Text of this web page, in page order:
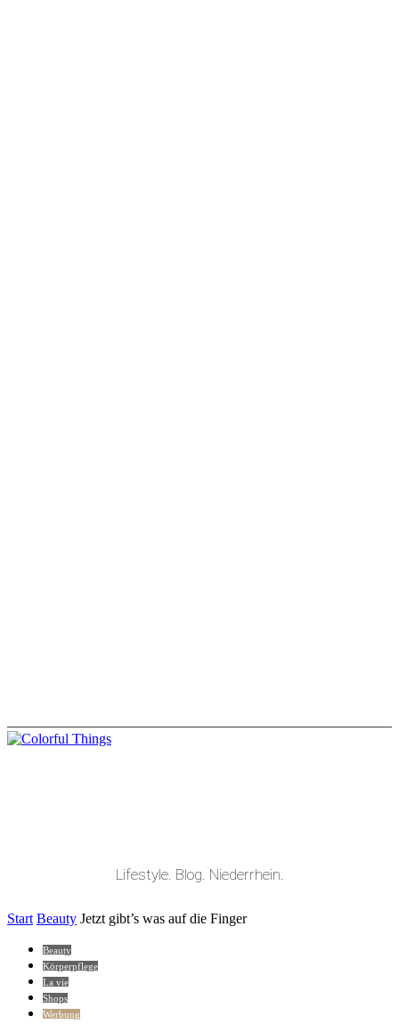
Lifestyle. Blog. Niederrhein.
Start Beauty Jetzt gibt’s was auf die Finger
Beauty
Körperpflege
La vie
Shops
Werbung